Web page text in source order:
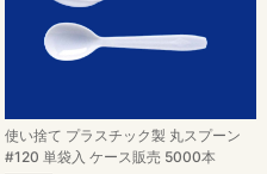
使い捨て プラスチック製 丸スプーン
#120 単袋入 ケース販売 5000本